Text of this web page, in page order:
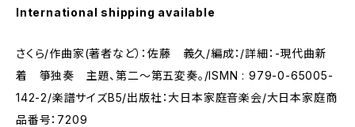
International shipping available
さくら/作曲家(著者など）：佐藤 義久/編成：/詳細：-現代曲新
着 箏独奏 主題、第二～第五変奏。/ISMN : 979-0-65005-
142-2/楽譜サイズB5/出版社：大日本家庭音楽会/大日本家庭商
品番号：7209